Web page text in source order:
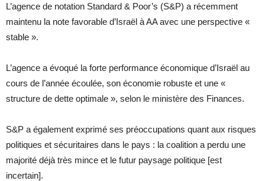
L’agence de notation Standard & Poor’s (S&P) a récemment
maintenu la note favorable d’Israël à AA avec une perspective «
stable ».
L’agence a évoqué la forte performance économique d’Israël au
cours de l’année écoulée, son économie robuste et une «
structure de dette optimale », selon le ministère des Finances.
S&P a également exprimé ses préoccupations quant aux risques
politiques et sécuritaires dans le pays : la coalition a perdu une
majorité déjà très mince et le futur paysage politique [est
incertain].